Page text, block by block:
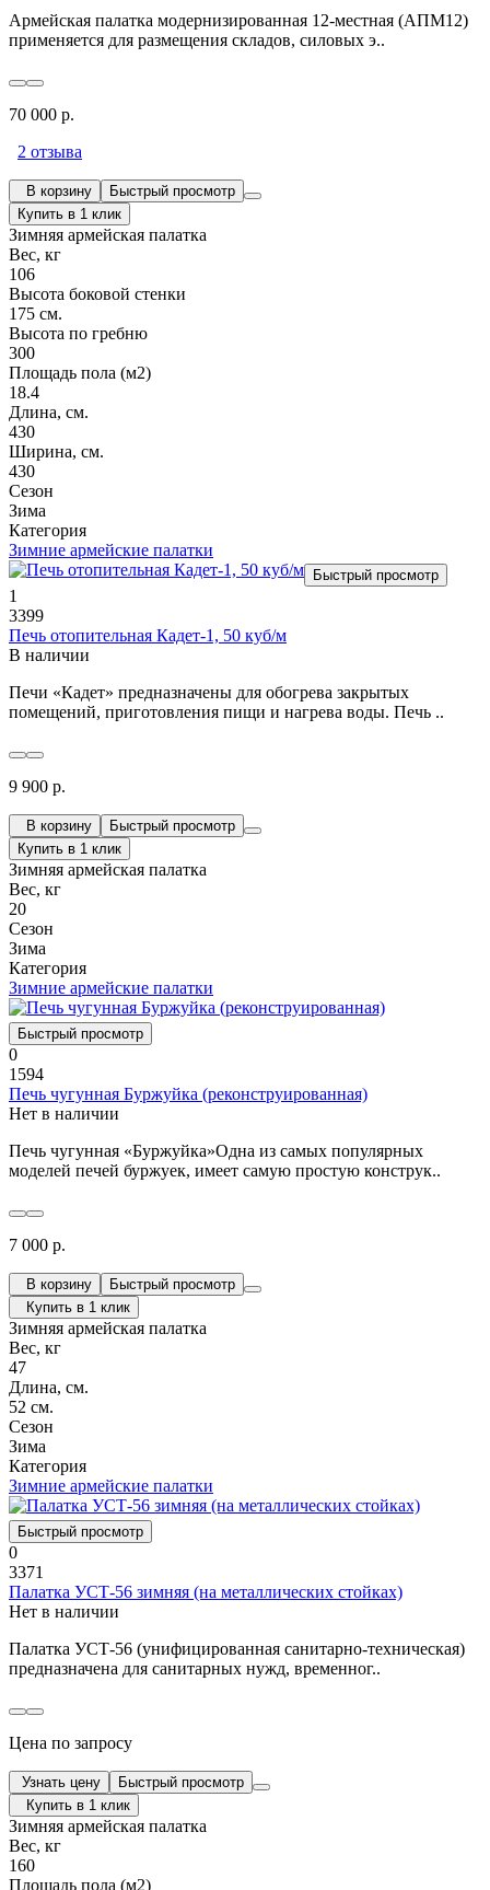
Армейская палатка модернизированная 12-местная (АПМ12)
применяется для размещения складов, силовых э..
70 000 р.
2 отзыва
В корзину
Быстрый просмотр
Купить в 1 клик
Зимняя армейская палатка
Вес, кг
106
Высота боковой стенки
175 см.
Высота по гребню
300
Площадь пола (м2)
18.4
Длина, см.
430
Ширина, см.
430
Сезон
Зима
Категория
Зимние армейские палатки
Быстрый просмотр
1
3399
Печь отопительная Кадет-1, 50 куб/м
В наличии
Печи «Кадет» предназначены для обогрева закрытых
помещений, приготовления пищи и нагрева воды. Печь ..
9 900 р.
В корзину
Быстрый просмотр
Купить в 1 клик
Зимняя армейская палатка
Вес, кг
20
Сезон
Зима
Категория
Зимние армейские палатки
Быстрый просмотр
0
1594
Печь чугунная Буржуйка (реконструированная)
Нет в наличии
Печь чугунная «Буржуйка»Одна из самых популярных
моделей печей буржуек, имеет самую простую конструк..
7 000 р.
В корзину
Быстрый просмотр
Купить в 1 клик
Зимняя армейская палатка
Вес, кг
47
Длина, см.
52 см.
Сезон
Зима
Категория
Зимние армейские палатки
Быстрый просмотр
0
3371
Палатка УСТ-56 зимняя (на металлических стойках)
Нет в наличии
Палатка УСТ-56 (унифицированная санитарно-техническая)
предназначена для санитарных нужд, временног..
Цена по запросу
Узнать цену
Быстрый просмотр
Купить в 1 клик
Зимняя армейская палатка
Вес, кг
160
Площадь пола (м2)